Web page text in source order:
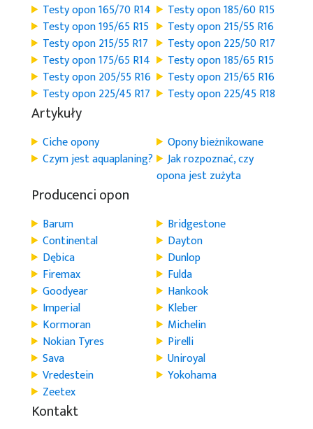
Testy opon 165/70 R14
Testy opon 185/60 R15
Testy opon 195/65 R15
Testy opon 215/55 R16
Testy opon 215/55 R17
Testy opon 225/50 R17
Testy opon 175/65 R14
Testy opon 185/65 R15
Testy opon 205/55 R16
Testy opon 215/65 R16
Testy opon 225/45 R17
Testy opon 225/45 R18
Artykuły
Ciche opony
Opony bieżnikowane
Czym jest aquaplaning?
Jak rozpoznać, czy
opona jest zużyta
Producenci opon
Barum
Bridgestone
Continental
Dayton
Dębica
Dunlop
Firemax
Fulda
Goodyear
Hankook
Imperial
Kleber
Kormoran
Michelin
Nokian Tyres
Pirelli
Sava
Uniroyal
Vredestein
Yokohama
Zeetex
Kontakt